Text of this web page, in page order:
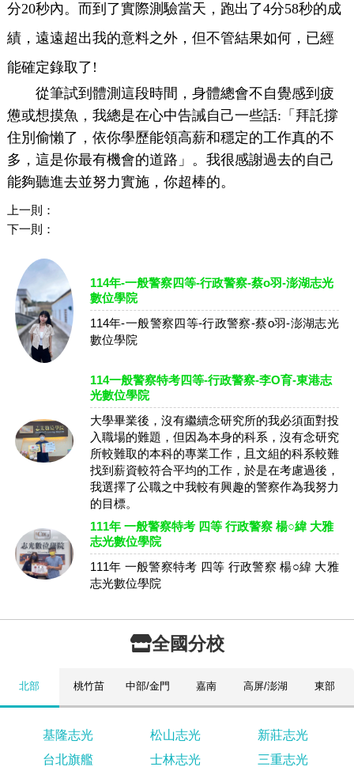
分20秒內。而到了實際測驗當天，跑出了4分58秒的成
績，遠遠超出我的意料之外，但不管結果如何，已經
能確定錄取了!
從筆試到體測這段時間，身體總會不自覺感到疲
憊或想摸魚，我總是在心中告誡自己一些話:「拜託撐
住別偷懶了，依你學歷能領高薪和穩定的工作真的不
多，這是你最有機會的道路」。我很感謝過去的自己
能夠聽進去並努力實施，你超棒的。
上一則：
下一則：
114年-一般警察四等-行政警察-蔡o羽-澎湖志光
數位學院
114年-一般警察四等-行政警察-蔡o羽-澎湖志光
數位學院
114一般警察特考四等-行政警察-李O育-東港志
光數位學院
大學畢業後，沒有繼續念研究所的我必須面對投
入職場的難題，但因為本身的科系，沒有念研究
所較難取的本科的專業工作，且文組的科系較難
找到薪資較符合平均的工作，於是在考慮過後，
我選擇了公職之中我較有興趣的警察作為我努力
的目標。
111年 一般警察特考 四等 行政警察 楊○緯 大雅
志光數位學院
111年 一般警察特考 四等 行政警察 楊○緯 大雅
志光數位學院
全國分校
北部 桃竹苗 中部/金門 嘉南 高屏/澎湖 東部
基隆志光 松山志光
新莊志光
台北旗艦
士林志光 三重志光